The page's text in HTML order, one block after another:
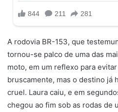
A rodovia BR-153, que
tornou-se palco de uma das
moto, em um reflexo para
bruscamente, mas o destino já
cruel. Laura caiu, e em
chegou ao fim sob as rodas de